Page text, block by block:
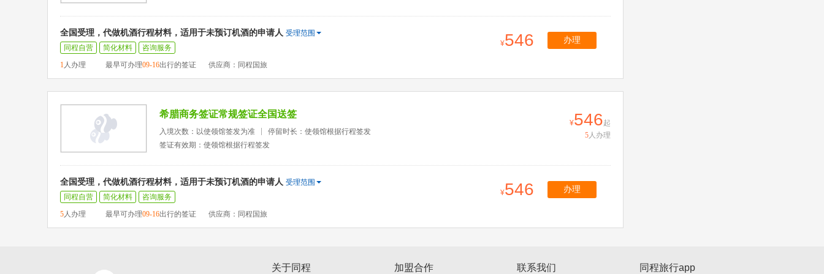
全国受理，代做机酒行程材料，适用于未预订机酒的申请人 受理范围
同程自营
简化材料
咨询服务
1人办理 最早可办理09-16出行的签证 供应商：同程国旅
546 办理
希腊商务签证常规签证全国送签
入境次数：以使领馆签发为准
停留时长：使领馆根据行程签发
签证有效期：使领馆根据行程签发
546起
5人办理
全国受理，代做机酒行程材料，适用于未预订机酒的申请人 受理范围
同程自营
简化材料
咨询服务
5人办理 最早可办理09-16出行的签证 供应商：同程国旅
546 办理
关于同程 加盟合作 联系我们 同程旅行app